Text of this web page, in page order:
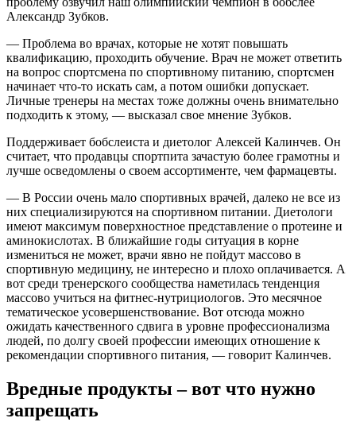
Александр Зубков.
— Проблема во врачах, которые не хотят повышать
квалификацию, проходить обучение. Врач не может ответить
на вопрос спортсмена по спортивному питанию, спортсмен
начинает что-то искать сам, а потом ошибки допускает.
Личные тренеры на местах тоже должны очень внимательно
подходить к этому, — высказал свое мнение Зубков.
Поддерживает бобслеиста и диетолог Алексей Калинчев. Он
считает, что продавцы спортпита зачастую более грамотны и
лучше осведомлены о своем ассортименте, чем фармацевты.
— В России очень мало спортивных врачей, далеко не все из
них специализируются на спортивном питании. Диетологи
имеют максимум поверхностное представление о протеине и
аминокислотах. В ближайшие годы ситуация в корне
измениться не может, врачи явно не пойдут массово в
спортивную медицину, не интересно и плохо оплачивается. А
вот среди тренерского сообщества наметилась тенденция
массово учиться на фитнес-нутрициологов. Это месячное
тематическое усовершенствование. Вот отсюда можно
ожидать качественного сдвига в уровне профессионализма
людей, по долгу своей профессии имеющих отношение к
рекомендации спортивного питания, — говорит Калинчев.
Вредные продукты – вот что нужно
запрещать